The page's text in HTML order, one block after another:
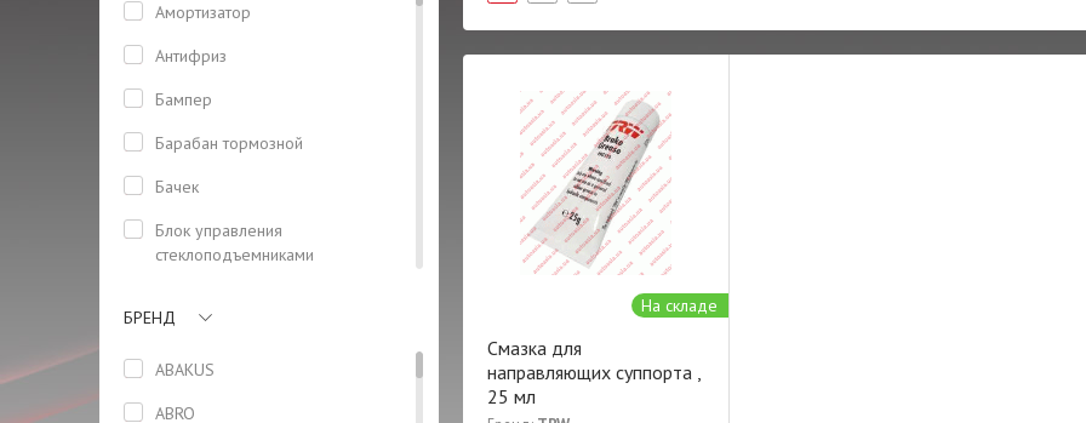
Амортизатор
Антифриз
Бампер
Барабан тормозной
Бачек
Блок управления
стеклоподъемниками
Болт
Болт ГБЦ
Вал
БРЕНД
ABAKUS
ABRO
На складе
Смазка для
направляющих суппорта ,
25 мл